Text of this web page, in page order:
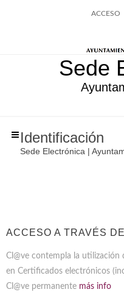
ACCESO
Sede
Identificación
Sede Electrónica |
ACCESO A TRAVÉS
Cl@ve contempla la utilización
en Certificados electrónicos
Cl@ve permanente más info